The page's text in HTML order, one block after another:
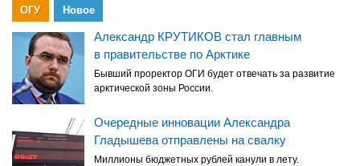
ОГУ Новое
Александр КРУТИКОВ стал главным
в правительстве по Арктике
Бывший проректор ОГИ будет отвечать за развитие
арктической зоны России.
Очередные инновации Александра
Гладышева отправлены на свалку
Миллионы бюджетных рублей канули в лету.